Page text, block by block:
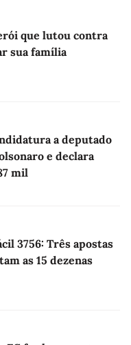
que lutou contra
sua família
a deputado
e declara
mil
3756: Três apostas
as 15 dezenas